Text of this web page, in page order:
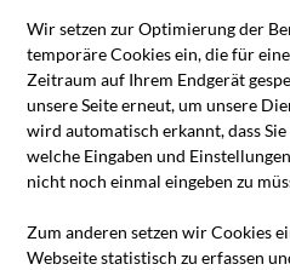
Wir setzen zur Optimierung der
temporäre Cookies ein, die für
Zeitraum auf Ihrem Endgerät
unsere Seite erneut, um unsere
wird automatisch erkannt, dass
welche Eingaben und
nicht noch einmal eingeben zu
Zum anderen setzen wir Cookies
Webseite statistisch zu erfassen